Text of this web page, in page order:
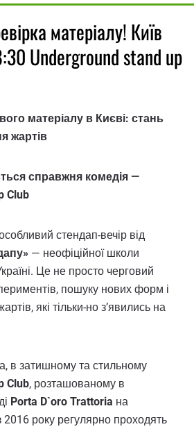
матеріалу! Київ
Underground stand up
матеріалу в Києві: стань
жартів
справжня комедія —
Club
стендап-вечір від
— неофіційної школи
Це не просто черговий
пошуку нових форм і
які тільки-но з’явились на
в затишному та стильному
Club, розташованому в
Porta D`oro Trattoria на
2016 року регулярно проходять